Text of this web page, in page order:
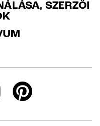
SZERZŐI